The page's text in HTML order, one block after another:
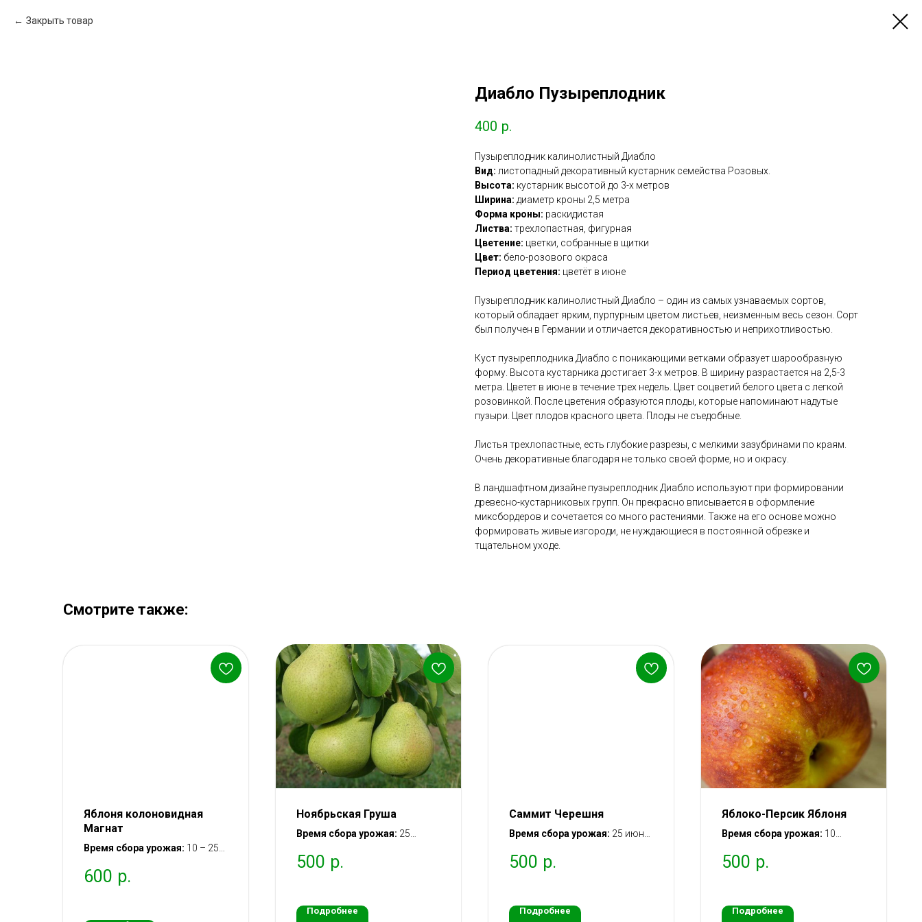
Закрыть товар
Диабло Пузыреплодник
400 р.
Пузыреплодник калинолистный Диабло
Вид: листопадный декоративный кустарник семейства Розовых.
Высота: кустарник высотой до 3-х метров
Ширина: диаметр кроны 2,5 метра
Форма кроны: раскидистая
Листва: трехлопастная, фигурная
Цветение: цветки, собранные в щитки
Цвет: бело-розового окраса
Период цветения: цветёт в июне
Пузыреплодник калинолистный Диабло – один из самых узнаваемых сортов,
который обладает ярким, пурпурным цветом листьев, неизменным весь сезон. Сорт
был получен в Германии и отличается декоративностью и неприхотливостью.
Куст пузыреплодника Диабло с поникающими ветками образует шарообразную
форму. Высота кустарника достигает 3-х метров. В ширину разрастается на 2,5-3
метра. Цветет в июне в течение трех недель. Цвет соцветий белого цвета с легкой
розовинкой. После цветения образуются плоды, которые напоминают надутые
пузыри. Цвет плодов красного цвета. Плоды не съедобные.
Листья трехлопастные, есть глубокие разрезы, с мелкими зазубринами по краям.
Очень декоративные благодаря не только своей форме, но и окрасу.
В ландшафтном дизайне пузыреплодник Диабло используют при формировании
древесно-кустарниковых групп. Он прекрасно вписывается в оформление
миксбордеров и сочетается со много растениями. Также на его основе можно
формировать живые изгороди, не нуждающиеся в постоянной обрезке и
тщательном уходе.
Смотрите также:
Яблоня колоновидная
Магнат
Время сбора урожая: 10 – 25
Вступление в
600 р.
Ноябрьская Груша
Время сбора урожая: 25
(зимняя)
саженца
500 р.
Подробнее
Саммит Черешня
Время сбора урожая: 25 июня
Вступление в плодоношение:
500 р.
Подробнее
Яблоко-Персик Яблоня
Время сбора урожая: 10
(зимний)
после посадки саженца
500 р.
Подробнее